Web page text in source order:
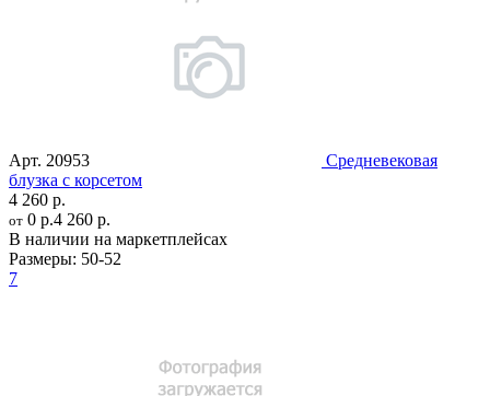
Арт. 20953
Средневековая
блузка с корсетом
4 260 р.
от 0 р.4 260 р.
В наличии на маркетплейсах
Размеры: 50-52
7